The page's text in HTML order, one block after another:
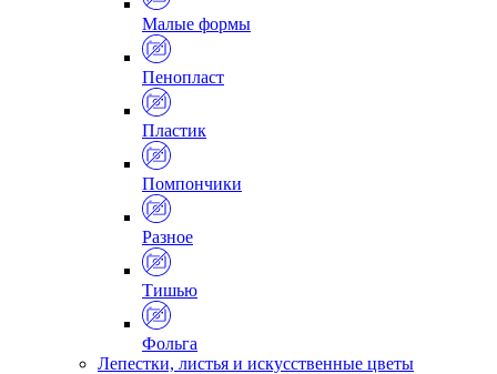
Малые формы
Пенопласт
Пластик
Помпончики
Разное
Тишью
Фольга
Лепестки, листья и искусственные цветы